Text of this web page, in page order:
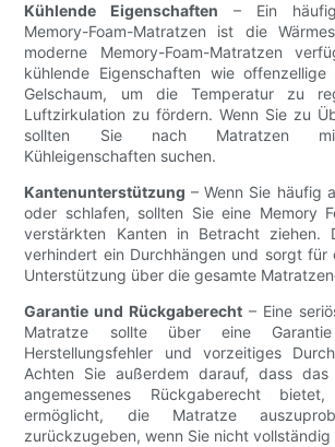
Kühlende Eigenschaften – Ein
Memory-Foam-Matratzen ist die
moderne Memory-Foam-Matratzen
kühlende Eigenschaften wie offenzellige
Gelschaum, um die Temperatur zu
Luftzirkulation zu fördern. Wenn Sie zu
sollten Sie nach Matratzen mit
Kühleigenschaften suchen.
Kantenunterstützung – Wenn Sie häufig
oder schlafen, sollten Sie eine Memory
verstärkten Kanten in Betracht ziehen.
verhindert ein Durchhängen und sorgt für
Unterstützung über die gesamte
Garantie und Rückgaberecht – Eine
Matratze sollte über eine
Herstellungsfehler und vorzeitiges
Achten Sie außerdem darauf, dass das
angemessenes Rückgaberecht
ermöglicht, die Matratze
zurückzugeben, wenn Sie nicht